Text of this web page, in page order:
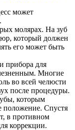
может
молярах. На зуб
который должен
его может быть
прибора для
Многие
во всей челюсти
после процедуры.
которым
положение. Спустя
в противном
коррекции.